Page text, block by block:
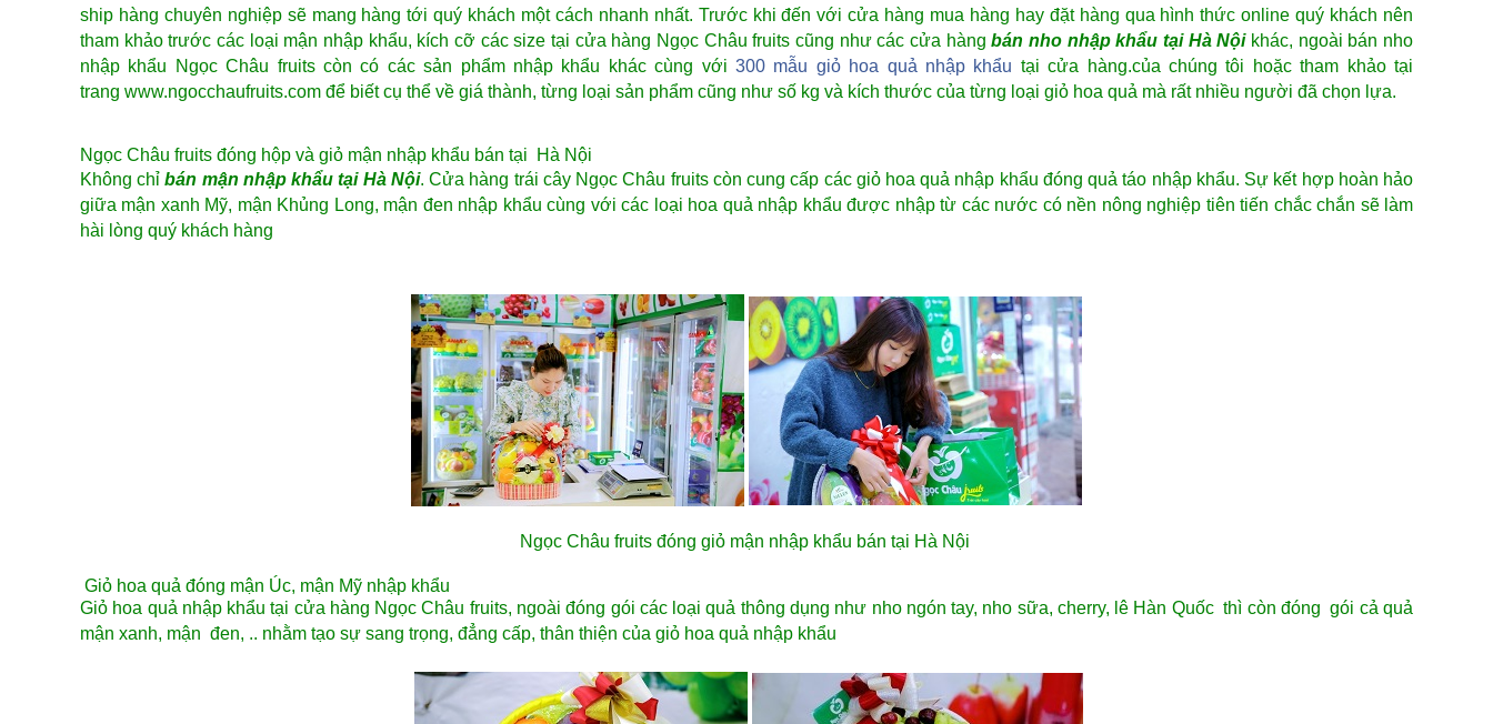
ship hàng chuyên nghiệp sẽ mang hàng tới quý khách một cách nhanh nhất. Trước khi đến với cửa hàng mua hàng hay đặt hàng qua hình thức online quý khách nên
tham khảo trước các loại mận nhập khẩu, kích cỡ các size tại cửa hàng Ngọc Châu fruits cũng như các cửa hàngbánnho nhập khẩu tại Hà Nộikhác, ngoài bán nho
nhập khẩu Ngọc Châu fruits còn có các sản phẩm nhập khẩu khác cùng với300 mẫu giỏ hoa quả nhập khẩu tại cửa hàng.của chúng tôi hoặc tham khảo tại
trang www.ngocchaufruits.com để biết cụ thể về giá thành, từng loại sản phẩm cũng như số kg và kích thước của từng loại giỏ hoa quả mà rất nhiều người đã chọn lựa.
Ngọc Châu fruits đóng hộp và giỏ mận nhập khẩu bán tại
Hà Nội
Không chỉbán mận nhập khẩu tại Hà Nội. Cửa hàng trái cây Ngọc Châu fruits còn cung cấp các giỏ hoa quả nhập khẩu đóng quảtáo nhập khẩu. Sự kết hợp hoàn hảo
giữa mận xanh Mỹ, mận Khủng Long, mận đen nhập khẩu cùng với các loại hoa quả nhập khẩu được nhập từ các nước có nền nông nghiệp tiên tiến chắc chắn sẽ làm
hài lòng quý khách hàng
Ngọc Châu fruits đóng giỏ mận nhập khẩu bán tại Hà Nội
Giỏ hoa quả đóng mận Úc, mận Mỹ nhập khẩu
Giỏ hoa quả nhập khẩu tại cửa hàng Ngọc Châu fruits, ngoài đóng gói các loại quả thông dụng như nho ngón tay, nho sữa, cherry, lê Hàn Quốc thì còn đóng gói cả quả
mận xanh, mận đen, .. nhằm tạo sự sang trọng, đẳng cấp, thân thiện của giỏ hoa quả nhập khẩu